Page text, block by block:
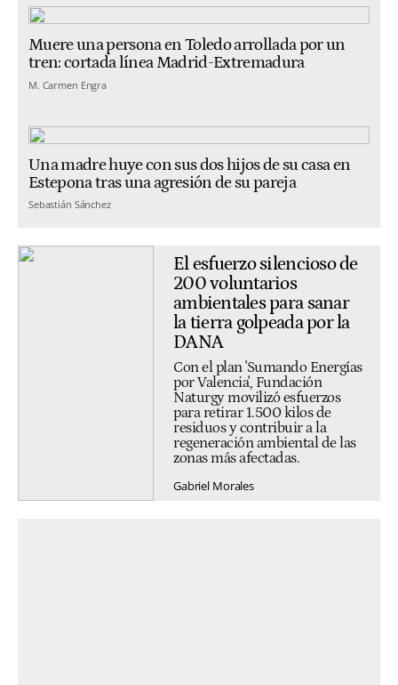
Muere una persona en Toledo arrollada por un
tren: cortada línea Madrid-Extremadura
M. Carmen Engra
Una madre huye con sus dos hijos de su casa en
Estepona tras una agresión de su pareja
Sebastián Sánchez
El esfuerzo silencioso de
200 voluntarios
ambientales para sanar
la tierra golpeada por la
DANA
Con el plan 'Sumando Energías
por Valencia', Fundación
Naturgy movilizó esfuerzos
para retirar 1.500 kilos de
residuos y contribuir a la
regeneración ambiental de las
zonas más afectadas.
Gabriel Morales